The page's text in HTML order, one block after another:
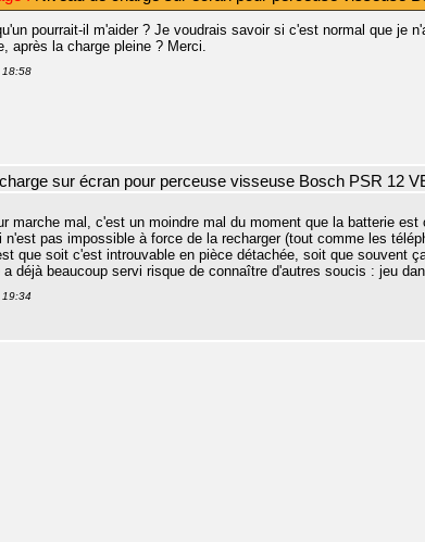
pourrait-il m'aider ? Je voudrais savoir si c'est normal que je
après la charge pleine ? Merci.
18:58
sur écran pour perceuse visseuse Bosch PSR 12
marche mal, c'est un moindre mal du moment que la batterie
n'est pas impossible à force de la recharger (tout comme les
que soit c'est introuvable en pièce détachée, soit que souvent
déjà beaucoup servi risque de connaître d'autres soucis : jeu